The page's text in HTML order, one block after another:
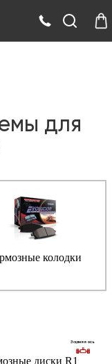
для
колодки
Задняя ось